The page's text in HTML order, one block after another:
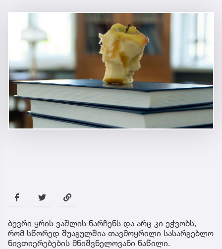
ბევრი ყრის ვაშლის ნარჩენს და არც კი ეჭვობს,
რომ სწორედ შუაგულშია თავმოყრილი სასარგებლო
ნივთიერებების მნიშვნელოვანი ნაწილი.